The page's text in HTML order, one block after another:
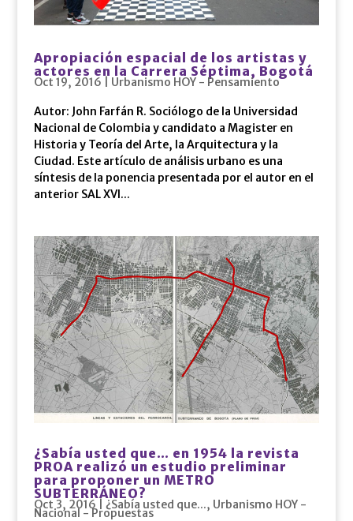
Apropiación espacial de los artistas y
actores en la Carrera Séptima, Bogotá
Oct 19, 2016 Urbanismo HOY - Pensamiento
Autor: John Farfán R. Sociólogo de la Universidad
Nacional de Colombia y candidato a Magister en
Historia y Teoría del Arte, la Arquitectura y la
Ciudad. Este artículo de análisis urbano es una
síntesis de la ponencia presentada por el autor en el
anterior SAL XVI...
¿Sabía usted que… en 1954 la revista
PROA realizó un estudio preliminar
para proponer un METRO
SUBTERRÁNEO?
Oct 3, 2016 ¿Sabía usted que..., Urbanismo HOY -
Nacional - Propuestas